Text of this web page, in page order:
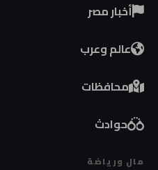
أخبار مصر
عالم وعرب
محافظات
حوادث
مال ورياضة